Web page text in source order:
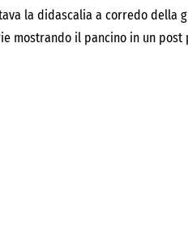
la didascalia a corredo della
mostrando il pancino in un